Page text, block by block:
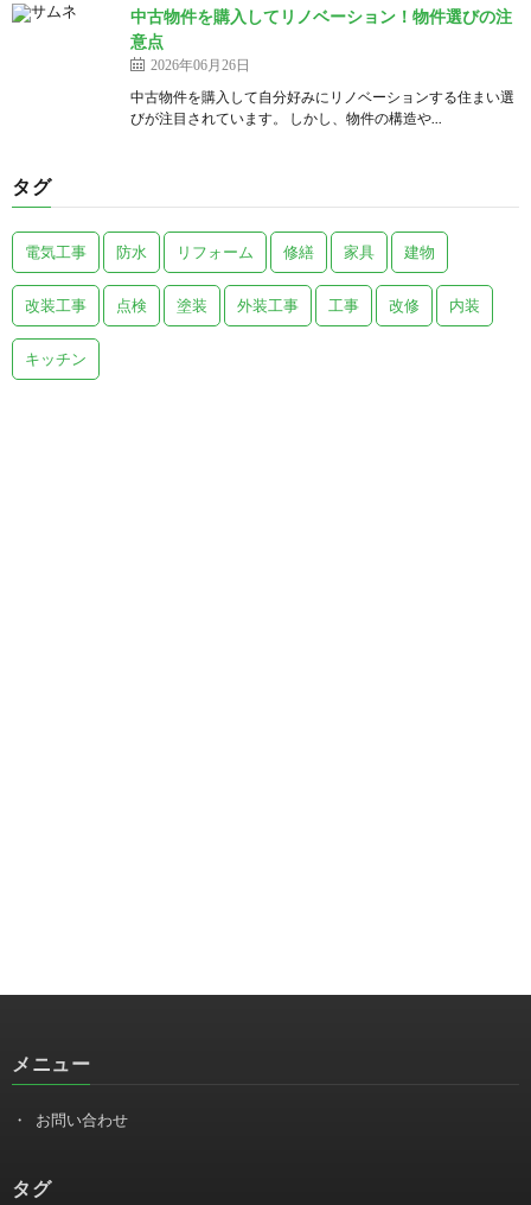
中古物件を購入してリノベーション！物件選びの注
意点
2026年06月26日
中古物件を購入して自分好みにリノベーションする住まい選
びが注目されています。 しかし、物件の構造や...
タグ
電気工事 防水 リフォーム 修繕 家具 建物
改装工事 点検 塗装 外装工事 工事 改修 内装
キッチン
メニュー
お問い合わせ
タグ